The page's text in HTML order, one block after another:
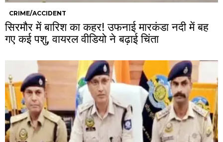
CRIME/ACCIDENT
सिरमौर में बारिश का कहर! उफनाई मारकंडा नदी में बह
गए कई पशु, वायरल वीडियो ने बढ़ाई चिंता